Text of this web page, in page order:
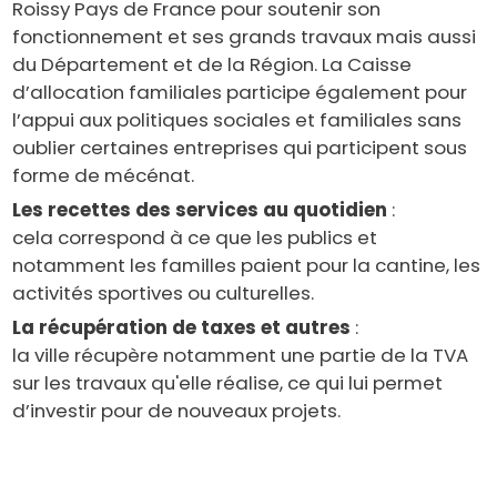
Roissy Pays de France pour soutenir son
fonctionnement et ses grands travaux mais aussi
du Département et de la Région. La Caisse
d’allocation familiales participe également pour
l’appui aux politiques sociales et familiales sans
oublier certaines entreprises qui participent sous
forme de mécénat.
Les recettes des services au quotidien :
cela correspond à ce que les publics et
notamment les familles paient pour la cantine, les
activités sportives ou culturelles.
La récupération de taxes et autres :
la ville récupère notamment une partie de la TVA
sur les travaux qu'elle réalise, ce qui lui permet
d’investir pour de nouveaux projets.